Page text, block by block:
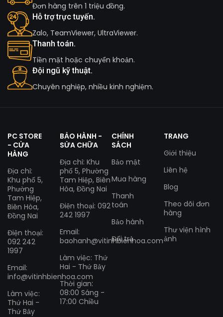
Đơn hàng trên 1 triệu đồng.
Hỗ trợ trực tuyến.
Zalo, TeamViewer, UltraViewer.
Thanh toán.
Tiền mặt hoặc chuyển khoản.
Đội ngũ kỹ thuật.
Chuyên nghiệp, nhiều kinh nghiệm.
PC STORE
- CỬA
HÀNG
Địa chỉ:
Khu phố 5,
Phường
Tam Hiệp,
Biên Hòa,
Đồng Nai
Điện thoại:
092 242
1997
Email:
info@vitinhbienhoa.com
Làm việc:
Thứ Hai -
Thứ Bảy
BẢO HÀNH -
SỬA CHỮA
Địa chỉ: Khu
phố 5, Phường
Tam Hiệp, Biên
Hòa, Đồng Nai
Điện thoại: 092
242 1997
Email:
baohanh@vitinhbienhoa.com
Làm việc: Thứ
Hai - Thứ Bảy
Thời gian:
08:00 Sáng -
17:00 Chiều
CHÍNH
SÁCH
Bảo mật
Mua hàng
Thanh
toán
Bảo hành
Đổi trả
TRANG
Giới thiệu
Liên hệ
Blog
Theo dõi đơn
hàng
Thư viện hình
ảnh